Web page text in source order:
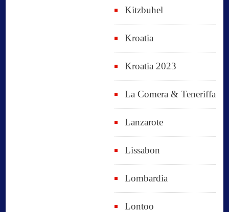
Kitzbuhel
Kroatia
Kroatia 2023
La Comera & Teneriffa
Lanzarote
Lissabon
Lombardia
Lontoo